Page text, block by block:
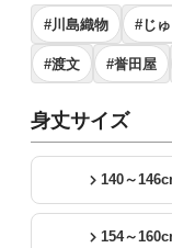
#川島織物 #じゅ
#渡文 #誉田屋
身丈サイズ
140～
154～